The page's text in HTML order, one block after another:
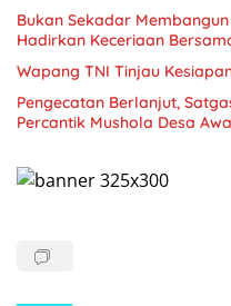
Bukan Sekadar
Hadirkan Keceriaan
Wapang TNI Tinjau
Pengecatan Berlanjut,
Percantik Mushola Desa